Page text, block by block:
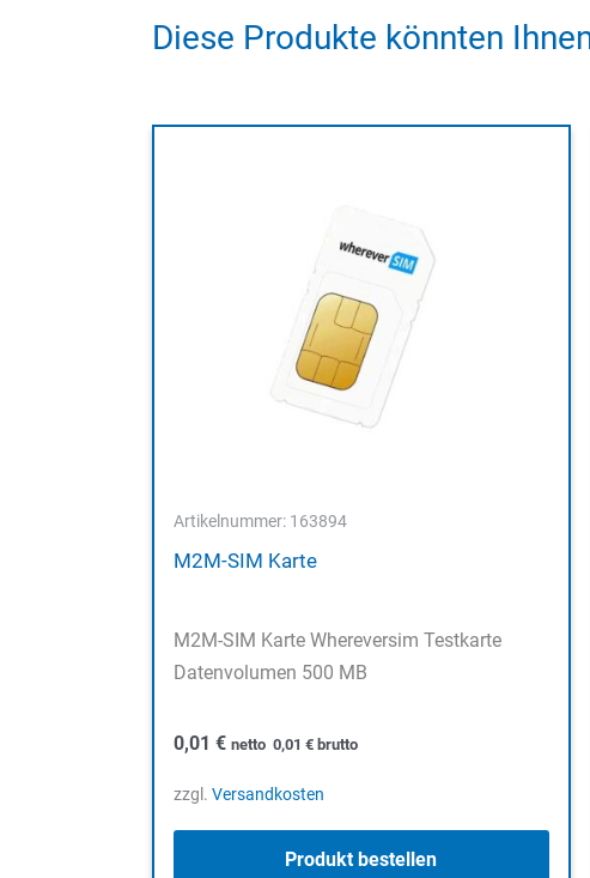
Diese Produkte könnten
Artikelnummer: 163894
M2M-SIM Karte
M2M-SIM Karte Whereversim Testkarte
Datenvolumen 500 MB
0,01 € netto 0,01 €brutto
zzgl. Versandkosten
Produkt bestellen